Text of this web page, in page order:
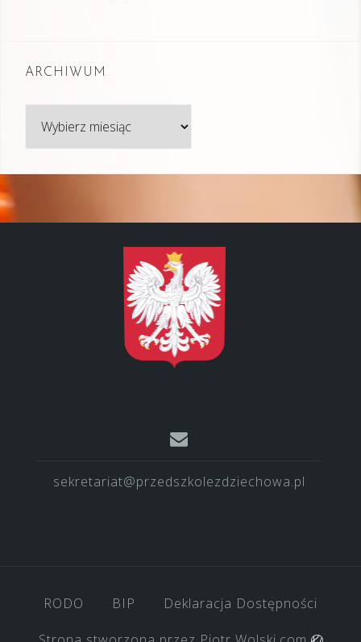
ARCHIWUM
sekretariat@przedszkolezdziechowa.pl
RODO BIP Deklaracja Dostępności